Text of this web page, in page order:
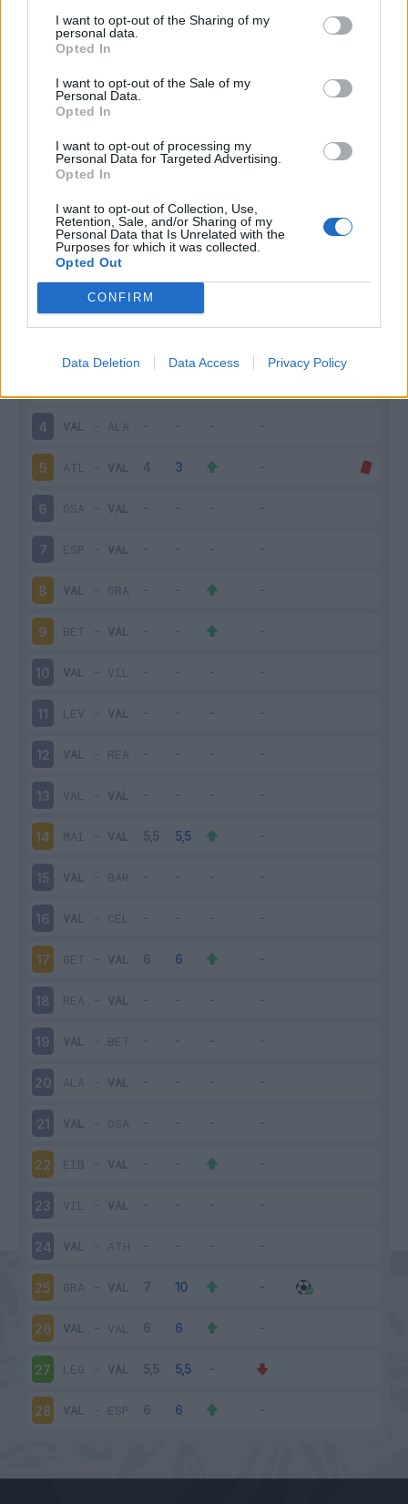
I want to opt-out of the Sharing of my
personal data.
Opted In
I want to opt-out of the Sale of my
Personal Data.
Opted In
I want to opt-out of processing my
Personal Data for Targeted Advertising.
Opted In
I want to opt-out of Collection, Use,
Retention, Sale, and/or Sharing of my
Personal Data that Is Unrelated with the
Purposes for which it was collected.
Opted Out
CONFIRM
Data Deletion Data Access Privacy Policy
Infortunato 0 - 0%
Scarica riepilogo
stagionale
Scarica
Giornata
-VAL
4 VAL - ALA
5 ATL - VAL
6 OSA - VAL
7 ESP - VAL
8 VAL - GRA
9 BET - VAL
10 VAL - VIL
11 LEV - VAL
12 VAL - REA
13 VAL - VAL
14 MAI - VAL
15 VAL - BAR
16 VAL - CEL
17 GET - VAL
18 REA - VAL
19 VAL - BET
20 ALA - VAL
21 VAL - OSA
22 EIB - VAL
23 VIL - VAL
24 VAL - ATH
25 GRA - VAL
26 VAL - VAL
27 LEG - VAL
28 VAL - ESP